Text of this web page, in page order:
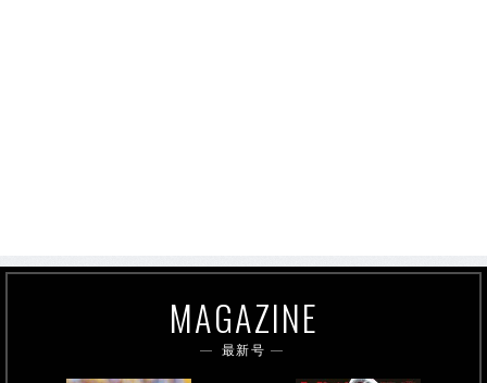
MAGAZINE
最新号